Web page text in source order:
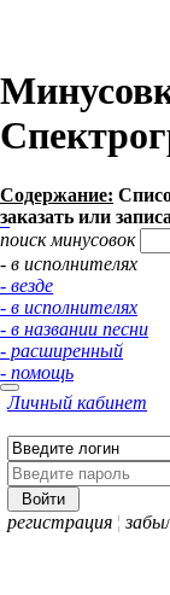
Содержание:
заказать или
поиск минусовок
- в исполнителях
- везде
- в исполнителях
- в названии песни
- расширенный
- помощь
Личный кабинет
регистрация ¦